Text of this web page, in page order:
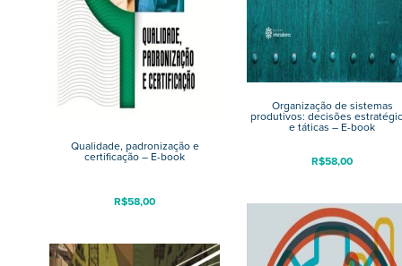
Organização de sistemas
produtivos: decisões
e táticas – E-book
R$58,00
Qualidade, padronização e
certificação – E-book
R$58,00